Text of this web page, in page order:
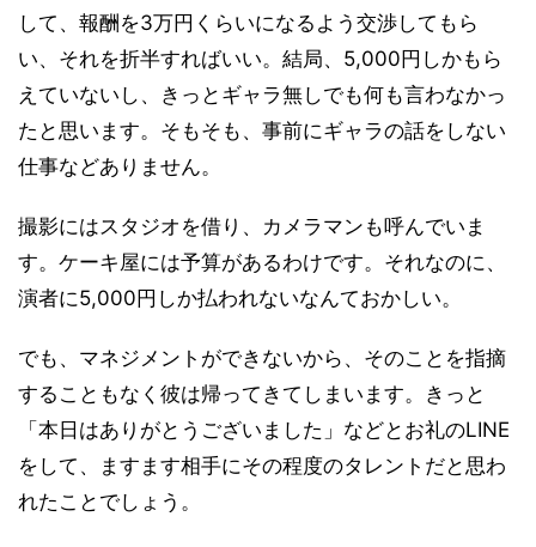
して、報酬を3万円くらいになるよう交渉してもら
い、それを折半すればいい。結局、5,000円しかもら
えていないし、きっとギャラ無しでも何も言わなかっ
たと思います。そもそも、事前にギャラの話をしない
仕事などありません。
撮影にはスタジオを借り、カメラマンも呼んでいま
す。ケーキ屋には予算があるわけです。それなのに、
演者に5,000円しか払われないなんておかしい。
でも、マネジメントができないから、そのことを指摘
することもなく彼は帰ってきてしまいます。きっと
「本日はありがとうございました」などとお礼のLINE
をして、ますます相手にその程度のタレントだと思わ
れたことでしょう。